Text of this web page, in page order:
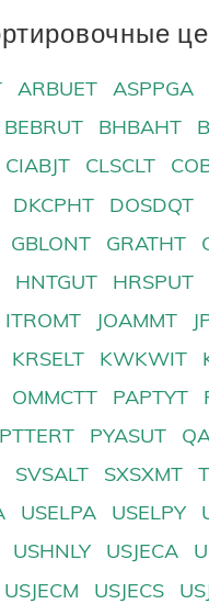
ARBUET ASPPGA
BEBRUT BHBAHT
CIABJT CLSCLT
DKCPHT DOSDQT
GBLONT GRATHT
HNTGUT HRSPUT
ITROMT JOAMMT
KRSELT KWKWIT
OMMCTT PAPTYT
PTTERT PYASUT
SVSALT SXSXMT
USELPA USELPY
USHNLY USJECA
USJECM USJECS